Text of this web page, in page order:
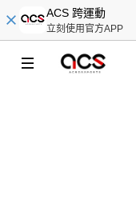
ACS 跨運動
立刻使用官方APP